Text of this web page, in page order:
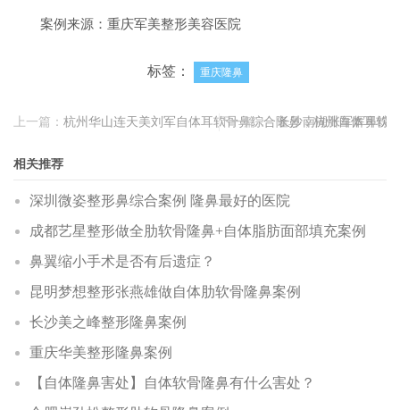
案例来源：重庆军美整形美容医院
标签： 重庆隆鼻
上一篇： 杭州华山连天美刘军自体耳软骨鼻综合隆鼻，杭州自体耳软
下一篇： 长沙南湖张军辉鼻综
相关推荐
深圳微姿整形鼻综合案例 隆鼻最好的医院
成都艺星整形做全肋软骨隆鼻+自体脂肪面部填充案例
鼻翼缩小手术是否有后遗症？
昆明梦想整形张燕雄做自体肋软骨隆鼻案例
长沙美之峰整形隆鼻案例
重庆华美整形隆鼻案例
【自体隆鼻害处】自体软骨隆鼻有什么害处？